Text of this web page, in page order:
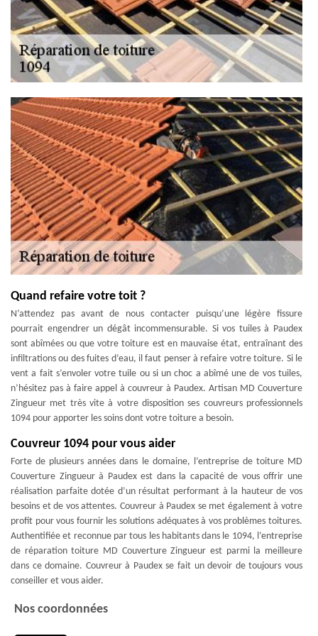
Quand refaire votre toit ?
N’attendez pas avant de nous contacter puisqu’une légère fissure
pourrait engendrer un dégât incommensurable. Si vos tuiles à Paudex
sont abîmées ou que votre toiture est en mauvaise état, entraînant des
infiltrations ou des fuites d’eau, il faut penser à refaire votre toiture. Si le
vent a fait s’envoler votre tuile ou si un choc a abîmé une de vos tuiles,
n’hésitez pas à faire appel à couvreur à Paudex. Artisan MD Couverture
Zingueur met très vite à votre disposition ses couvreurs professionnels
1094 pour apporter les soins dont votre toiture a besoin.
Couvreur 1094 pour vous aider
Forte de plusieurs années dans le domaine, l’entreprise de toiture MD
Couverture Zingueur à Paudex est dans la capacité de vous offrir une
réalisation parfaite dotée d’un résultat performant à la hauteur de vos
besoins et de vos attentes. Couvreur à Paudex se met également à votre
profit pour vous fournir les solutions adéquates à vos problèmes toitures.
Authentifiée et reconnue par tous les habitants dans le 1094, l’entreprise
de réparation toiture MD Couverture Zingueur est parmi la meilleure
dans ce domaine. Couvreur à Paudex se fait un devoir de toujours vous
conseiller et vous aider.
Nos coordonnées